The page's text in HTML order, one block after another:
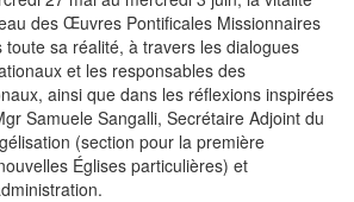
des Œuvres Pontificales Missionnaires
toute sa réalité, à travers les dialogues
et les responsables des
ainsi que dans les réflexions inspirées
Samuele Sangalli, Secrétaire Adjoint du
(section pour la première
Églises particulières) et